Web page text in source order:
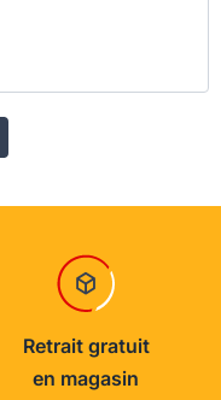
Retrait gratuit
en magasin